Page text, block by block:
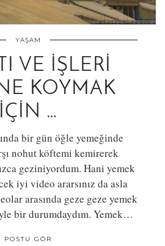
YAŞAM
VE İŞLERI
KOYMAK
İÇIN …
bir gün öğle yemeğinde
nohut köftemi kemirerek
geziniyordum. Hani yemek
iyi video ararsınız da asla
arasında geze geze yemek
bir durumdaydım. Yemek…
POSTU GÖR